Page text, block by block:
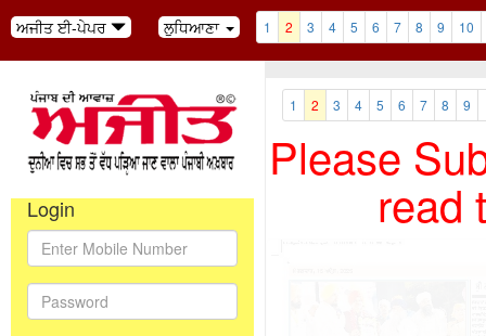
ਅਜੀਤ ਈ-ਪੇਪਰ ਲੁਧਿਆਣਾ 1 2 3 4 5 6 7 8 9 10
Login
1 2 3 4 5 6 7 8 9
Please
read